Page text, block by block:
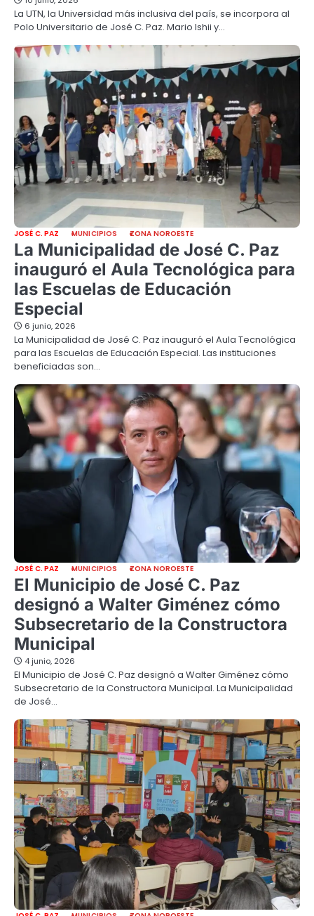
La UTN, la Universidad más inclusiva del país, se incorpora al
Polo Universitario de José C. Paz. Mario Ishii y…
JOSÉ C. PAZ MUNICIPIOS ZONA NOROESTE
La Municipalidad de José C. Paz
inauguró el Aula Tecnológica para
las Escuelas de Educación
Especial
6 junio, 2026
La Municipalidad de José C. Paz inauguró el Aula Tecnológica
para las Escuelas de Educación Especial. Las instituciones
beneficiadas son…
JOSÉ C. PAZ MUNICIPIOS ZONA NOROESTE
El Municipio de José C. Paz
designó a Walter Giménez cómo
Subsecretario de la Constructora
Municipal
4 junio, 2026
El Municipio de José C. Paz designó a Walter Giménez cómo
Subsecretario de la Constructora Municipal. La Municipalidad
de José…